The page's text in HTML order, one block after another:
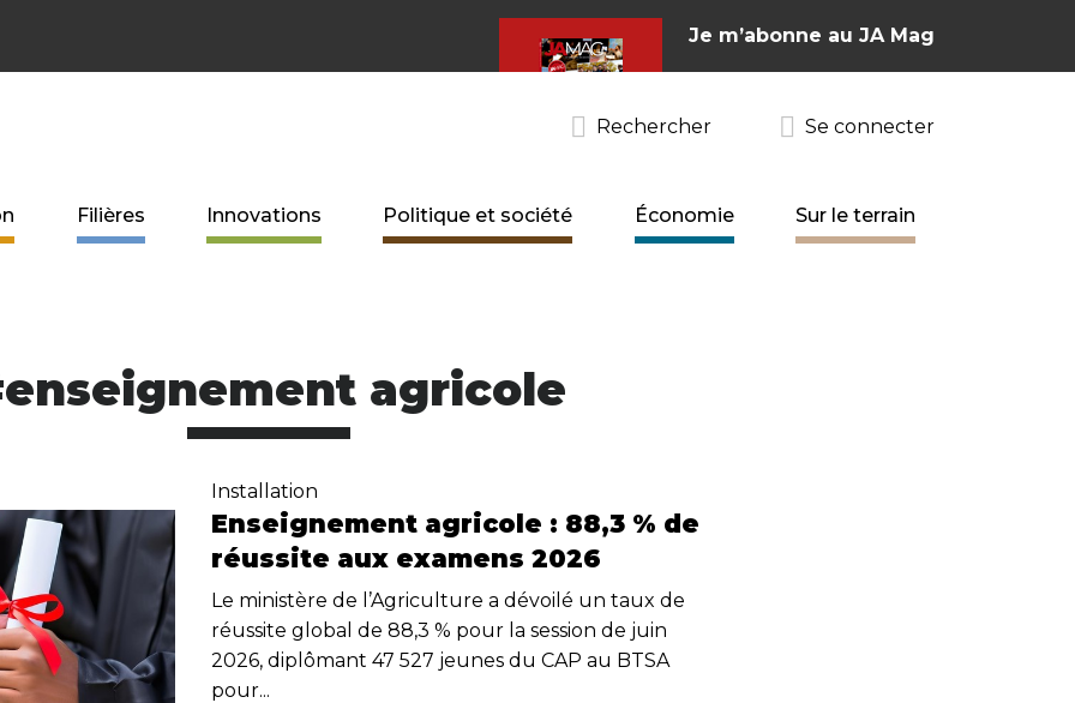
Je m’abonne au JA Mag
Rechercher Se connecter
Filières Innovations Politique et société Économie Sur le terrain
agricole
Installation
Enseignement agricole : 88,3 % de
réussite aux examens 2026
Le ministère de l’Agriculture a dévoilé un taux de
réussite global de 88,3 % pour la session de juin
2026, diplômant 47 527 jeunes du CAP au BTSA
pour...